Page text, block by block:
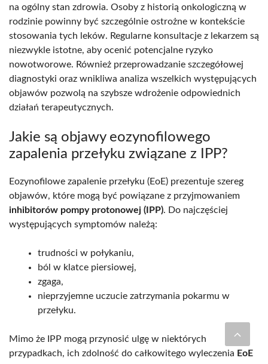
na ogólny stan zdrowia. Osoby z historią onkologiczną w
rodzinie powinny być szczególnie ostrożne w kontekście
stosowania tych leków. Regularne konsultacje z lekarzem są
niezwykle istotne, aby ocenić potencjalne ryzyko
nowotworowe. Również przeprowadzanie szczegółowej
diagnostyki oraz wnikliwa analiza wszelkich występujących
objawów pozwolą na szybsze wdrożenie odpowiednich
działań terapeutycznych.
Jakie są objawy eozynofilowego
zapalenia przełyku związane z IPP?
Eozynofilowe zapalenie przełyku (EoE) prezentuje szereg
objawów, które mogą być powiązane z przyjmowaniem
inhibitorów pompy protonowej (IPP). Do najczęściej
występujących symptomów należą:
trudności w połykaniu,
ból w klatce piersiowej,
zgaga,
nieprzyjemne uczucie zatrzymania pokarmu w
przełyku.
Mimo że IPP mogą przynosić ulgę w niektórych
przypadkach, ich zdolność do całkowitego wyleczenia EoE